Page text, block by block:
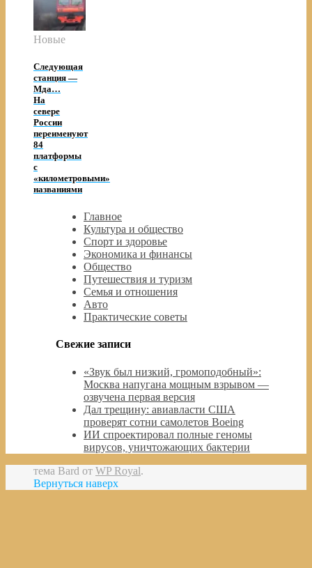
Новые
Следующая
станция —
Мда…
На
севере
России
переименуют
84
платформы
с
«километровыми»
названиями
Главное
Культура и общество
Спорт и здоровье
Экономика и финансы
Общество
Путешествия и туризм
Семья и отношения
Авто
Практические советы
Свежие записи
«Звук был низкий, громоподобный»:
Москва напугана мощным взрывом —
озвучена первая версия
Дал трещину: авиавласти США
проверят сотни самолетов Boeing
ИИ спроектировал полные геномы
вирусов, уничтожающих бактерии
тема Bard от WP Royal.
Вернуться наверх